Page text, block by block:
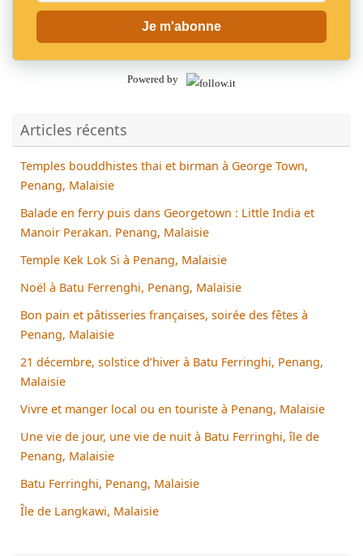
Je m'abonne
Powered by
Articles récents
Temples bouddhistes thai et birman à George Town,
Penang, Malaisie
Balade en ferry puis dans Georgetown : Little India et
Manoir Perakan. Penang, Malaisie
Temple Kek Lok Si à Penang, Malaisie
Noël à Batu Ferrenghi, Penang, Malaisie
Bon pain et pâtisseries françaises, soirée des fêtes à
Penang, Malaisie
21 décembre, solstice d’hiver à Batu Ferringhi, Penang,
Malaisie
Vivre et manger local ou en touriste à Penang, Malaisie
Une vie de jour, une vie de nuit à Batu Ferringhi, île de
Penang, Malaisie
Batu Ferringhi, Penang, Malaisie
Île de Langkawi, Malaisie